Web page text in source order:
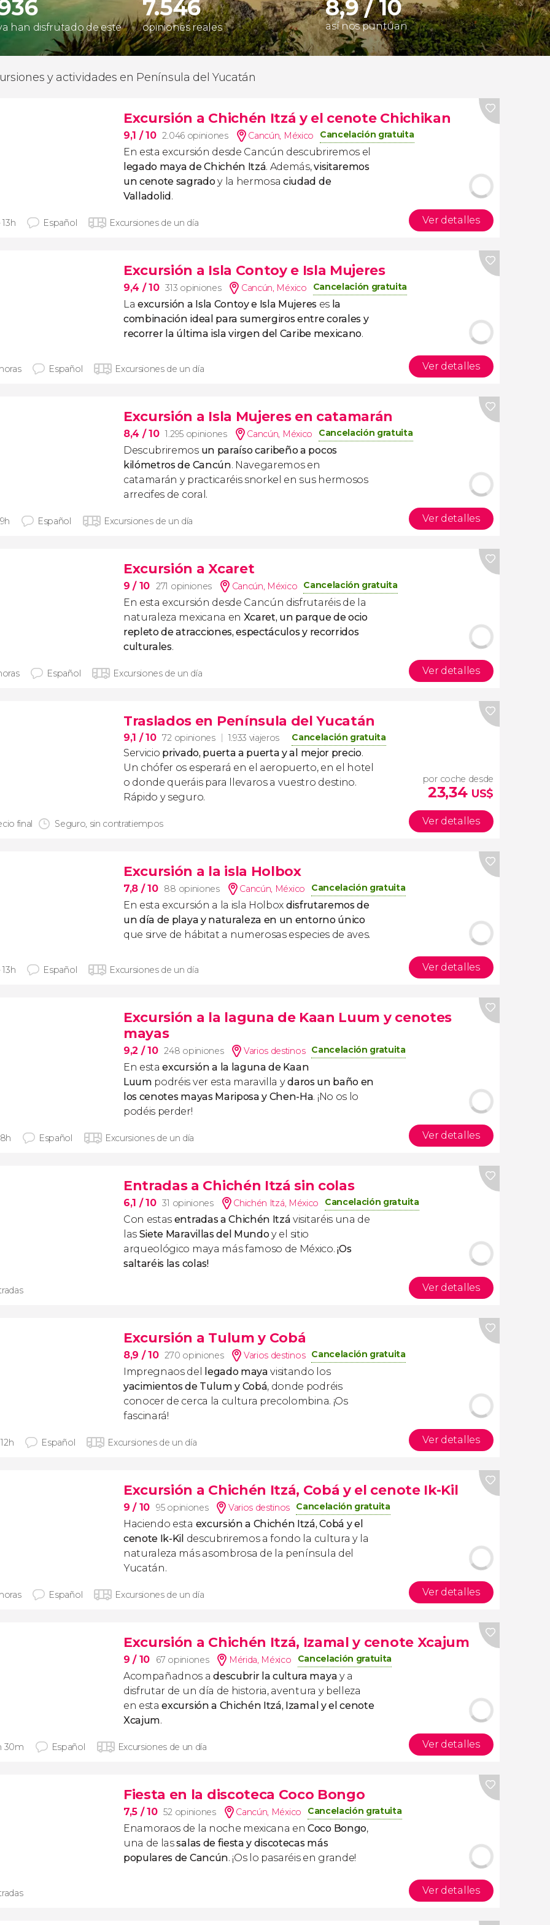
han disfrutado de este
7.546
opiniones reales
8,9 / 10
así nos puntúan
y actividades en Península del Yucatán
Excursión a Chichén Itzá y el cenote Chichikan
9,1 / 10 2.046 opiniones Cancún, México Cancelación gratuita
En esta excursión desde Cancún descubriremos el
legado maya de Chichén Itzá. Además,visitaremos
un cenote sagradoy la hermosaciudad de
Valladolid.
13h Español Excursiones de un día Ver detalles
Excursión a Isla Contoy e Isla Mujeres
9,4 / 10 313 opiniones Cancún, México Cancelación gratuita
Laexcursión a Isla Contoy e Isla Mujereses la
combinación ideal para sumergiros entre corales y
recorrer la última isla virgen del Caribe mexicano.
Español Excursiones de un día Ver detalles
Excursión a Isla Mujeres en catamarán
8,4 / 10 1.295 opiniones Cancún, México Cancelación gratuita
Descubriremos un paraíso caribeño a pocos
kilómetros de Cancún. Navegaremos en
catamarán y practicaréis snorkel en sus hermosos
arrecifes de coral.
Español Excursiones de un día Ver detalles
Excursión a Xcaret
9/ 10 271 opiniones Cancún, México Cancelación gratuita
En esta excursión desde Cancún disfrutaréis de la
naturaleza mexicana en Xcaret, un parque de ocio
repleto de atracciones, espectáculos y recorridos
culturales.
Español Excursiones de un día Ver detalles
Traslados en Península del Yucatán
9,1 / 10 72 opiniones 1.933 viajeros Cancelación gratuita
Servicio privado, puerta a puerta y al mejor precio.
Un chófer os esperará en el aeropuerto, en el hotel
o donde queráis para llevaros a vuestro destino.
Rápido y seguro.
final Seguro, sin contratiempos
por coche desde
23,34 US$
Ver detalles
Excursión a la isla Holbox
7,8 / 10 88 opiniones Cancún, México Cancelación gratuita
En esta excursión a la isla Holbox disfrutaremos de
un día de playa y naturaleza en un entorno único
que sirve de hábitat a numerosas especies de aves.
13h Español Excursiones de un día Ver detalles
Excursión a la laguna de Kaan Luum y cenotes
mayas
9,2 / 10 248 opiniones Varios destinos Cancelación gratuita
En estaexcursión a la laguna de Kaan
Luum podréis ver esta maravilla ydaros un baño en
los cenotes mayas Mariposa y Chen-Ha. ¡No os lo
podéis perder!
Español Excursiones de un día Ver detalles
Entradas a Chichén Itzá sin colas
6,1 / 10 31 opiniones Chichén Itzá, México Cancelación gratuita
Con estas entradas a Chichén Itzá visitaréis una de
las Siete Maravillas del Mundoy el sitio
arqueológico maya más famoso de México.¡Os
saltaréis las colas!
Ver detalles
Excursión a Tulum y Cobá
8,9 / 10 270 opiniones Varios destinos Cancelación gratuita
Impregnaos del legado maya visitando los
yacimientos de Tulum y Cobá, donde podréis
conocer de cerca la cultura precolombina. ¡Os
fascinará!
Español Excursiones de un día Ver detalles
Excursión a Chichén Itzá, Cobá y el cenote Ik-Kil
9/ 10 95 opiniones Varios destinos Cancelación gratuita
Haciendo esta excursión a Chichén Itzá, Cobá y el
cenote Ik-Kil descubriremos a fondo la cultura y la
naturaleza más asombrosa de la península del
Yucatán.
Español Excursiones de un día Ver detalles
Excursión a Chichén Itzá, Izamal y cenote Xcajum
9/ 10 67 opiniones Mérida, México Cancelación gratuita
Acompañadnos adescubrir la cultura maya y a
disfrutar de un día de historia, aventura y belleza
en estaexcursión a Chichén Itzá, Izamal yel cenote
Xcajum.
30m Español Excursiones de un día Ver detalles
Fiesta en la discoteca Coco Bongo
7,5 / 10 52 opiniones Cancún, México Cancelación gratuita
Enamoraos de la noche mexicana enCoco Bongo,
una de lassalas de fiesta y discotecas más
populares de Cancún. ¡Os lo pasaréis en grande!
Ver detalles